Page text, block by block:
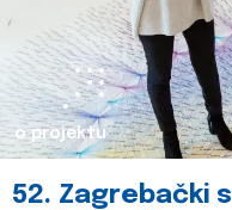
o projektu
52. Zagrebački